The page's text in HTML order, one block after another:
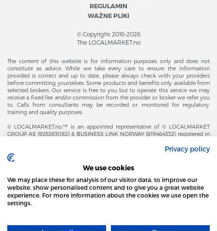
REGULAMIN
WAŻNE PLIKI
© Copyright 2016-2026
The LOCALMARKET.no
The content of this website is for information purposes only and does not
constitute as advice. While we take every care to ensure the information
provided is correct and up to date, please always check with your providers
before committing yourselves. Some products and benefits only available from
selected brokers. Our service is free to you but to operate this service we may
receive a fixed fee and/or commission from the provider or broker we refer you
to. Calls from consultants may be recorded or monitored for regulatory,
training and quality purposes.
© LOCALMARKET.no.™ is an appointed representative of © LOCALMARKET
GROUP AS (925383082) & BUSINESS LINK NORWAY (819464332) registered in
Brønnøysundregistrene. Financial & Insurance Services and Markets Authority,
and subject to limited regulation by the Financial Conduct Authority. Head
Office Adresse: Karenslyst Alle 4, 0278 Oslo – Skøyen. Post Adresse: Postboks
358, 0213 Oslo, Norway. Email Contact: post@localmarket.no. Office Contact: +
47 23 89 88 63 © Copyright 2016-2026 The LOCALMARKET GROUP ™.
DODATKOWO OD ZESPOŁU LOCALMARKET |
STRONA LOCAL MARKET WYKORZYSTUJE PLIKI
Privacy policy
We use cookies
We may place these for analysis of our visitor data, to improve our
website, show personalised content and to give you a great website
experience. For more information about the cookies we use open the
settings.